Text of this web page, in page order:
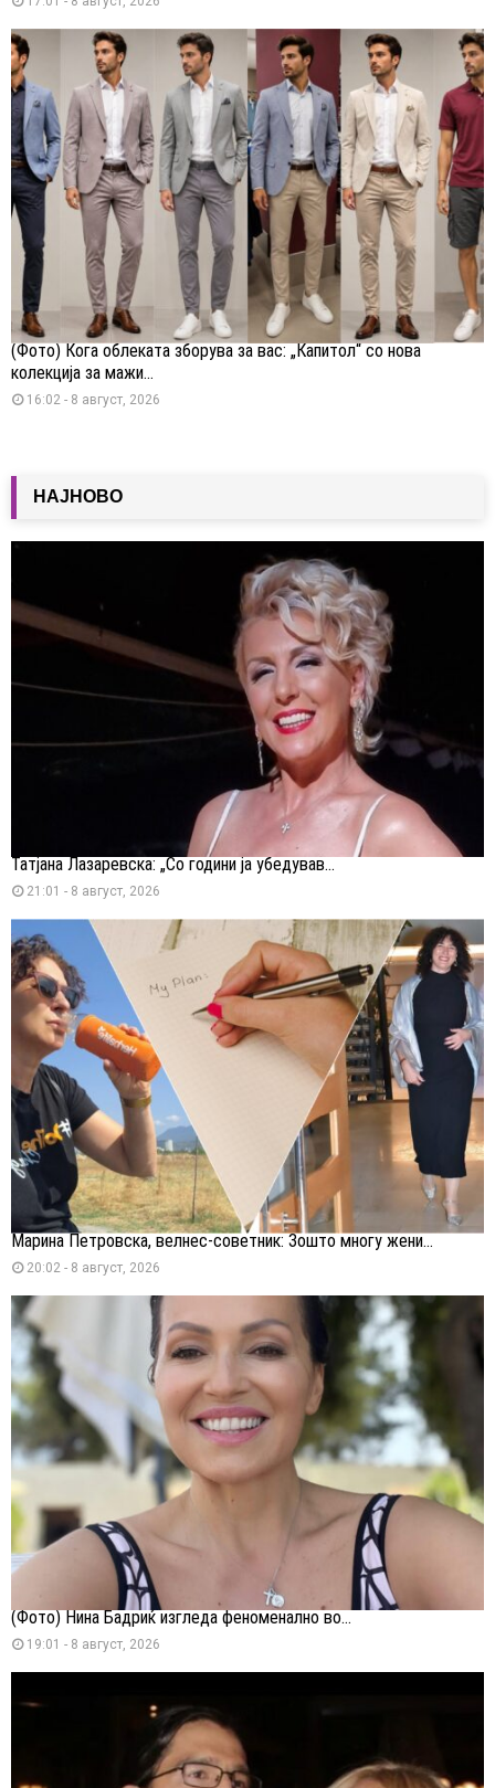
(Фото) Кога облеката зборува за вас: „Капитол“ со нова
колекција за мажи...
16:02 - 8 август, 2026
НАЈНОВО
Татјана Лазаревска: „Со години ја убедував...
21:01 - 8 август, 2026
Марина Петровска, велнес-советник: Зошто многу жени...
20:02 - 8 август, 2026
(Фото) Нина Бадриќ изгледа феноменално во...
19:01 - 8 август, 2026